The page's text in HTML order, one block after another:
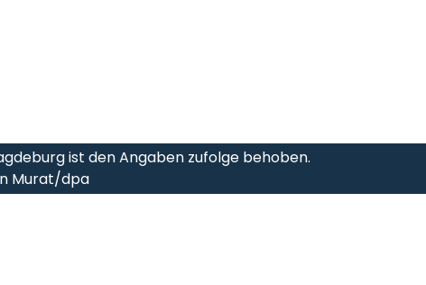
ist den Angaben zufolge behoben.
Murat/dpa